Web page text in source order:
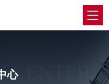
CENTER
心